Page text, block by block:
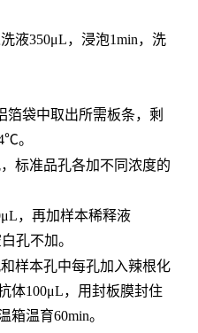
液350μL，浸泡1min，洗
箔袋中取出所需板条，剩
。
，标准品孔各加不同浓度的
，再加样本稀释液
孔不加。
样本孔中每孔加入辣根化
体100μL，用封板膜封住
温育60min。